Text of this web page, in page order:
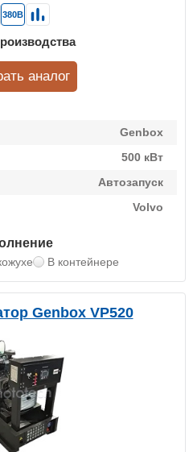
Genbox
500 кВт
Автозапуск
Volvo
В контейнере
380В
аналог
Genbox VP520